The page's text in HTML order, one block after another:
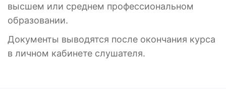
высшем или среднем профессиональном
образовании.
Документы выводятся после окончания курса
в личном кабинете слушателя.